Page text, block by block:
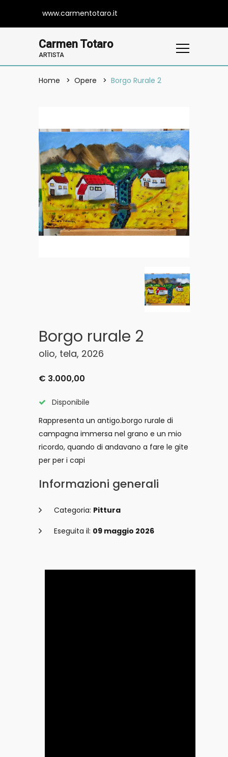
www.carmentotaro.it
Carmen Totaro
ARTISTA
Home Opere Borgo Rurale 2
Borgo rurale 2
olio, tela, 2026
€ 3.000,00
Disponibile
Rappresenta un antigo.borgo rurale di
campagna immersa nel grano e un mio
ricordo, quando di andavano a fare le gite
per per i capi
Informazioni generali
Categoria: Pittura
Eseguita il: 09 maggio 2026